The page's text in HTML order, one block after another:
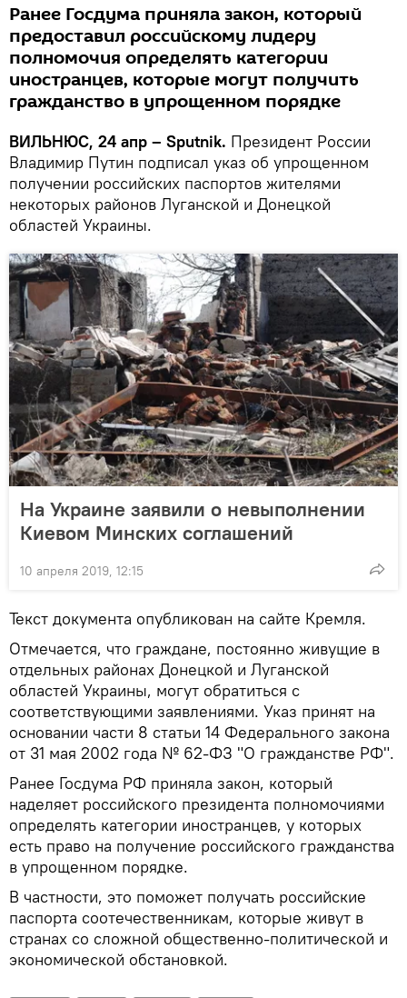
Ранее Госдума приняла закон, который
предоставил российскому лидеру
полномочия определять категории
иностранцев, которые могут получить
гражданство в упрощенном порядке
ВИЛЬНЮС, 24 апр – Sputnik. Президент России
Владимир Путин подписал указ об упрощенном
получении российских паспортов жителями
некоторых районов Луганской и Донецкой
областей Украины.
На Украине заявили о невыполнении
Киевом Минских соглашений
10 апреля 2019, 12:15
Текст документа опубликован на сайте Кремля.
Отмечается, что граждане, постоянно живущие в
отдельных районах Донецкой и Луганской
областей Украины, могут обратиться с
соответствующими заявлениями. Указ принят на
основании части 8 статьи 14 Федерального закона
от 31 мая 2002 года № 62-ФЗ "О гражданстве РФ".
Ранее Госдума РФ приняла закон, который
наделяет российского президента полномочиями
определять категории иностранцев, у которых
есть право на получение российского гражданства
в упрощенном порядке.
В частности, это поможет получать российские
паспорта соотечественникам, которые живут в
странах со сложной общественно-политической и
экономической обстановкой.